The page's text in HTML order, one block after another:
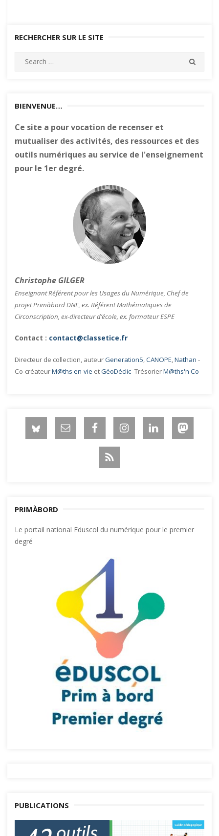
RECHERCHER SUR LE SITE
BIENVENUE…
Ce site a pour vocation de recenser et
mutualiser des activités, des ressources et des
outils numériques au service de l'enseignement
pour le 1er degré.
Christophe GILGER
Enseignant Référent pour les Usages du Numérique, Chef de
projet Primàbord DNE, ex. Référent Mathématiques de
Circonscription, ex-directeur d’école, ex. formateur ESPE
Contact : contact@classetice.fr
Directeur de collection, auteurGeneration5 CANOPE Nathan -
Co-créateurM@ths en-vie etGéoDéclic- TrésorierM@ths'n Co
PRIMÀBORD
Le portail national Eduscol du numérique pour le premier
degré
PUBLICATIONS